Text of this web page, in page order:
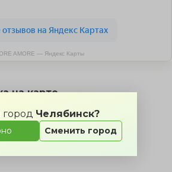
Челябинск?
Сменить город
AMORE — Яндекс Карты
на карте